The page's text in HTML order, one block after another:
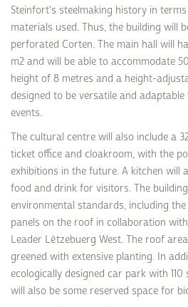
Steinfort's steelmaking history in
materials used. Thus, the building will
perforated Corten. The main hall will
m2 and will be able to accommodate
height of 8 metres and a height-
designed to be versatile and
events.
The cultural centre will also include a
ticket office and cloakroom, with the
exhibitions in the future. A kitchen will
food and drink for visitors. The
environmental standards, including
panels on the roof in collaboration
Leader Lëtzebuerg West. The roof
greened with extensive planting. In
ecologically designed car park with
will also be some reserved space for